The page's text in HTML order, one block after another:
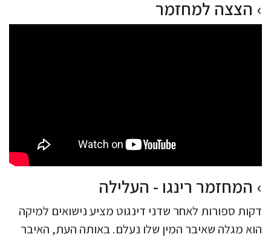
הצצה למחזמר
המחזמר רינגו - העלילה
דקות ספורות לאחר שדני דינגוט מציע נישואים למיקה
הוא מגלה שאיבר המין שלו נעלם. באותה העת, האיבר